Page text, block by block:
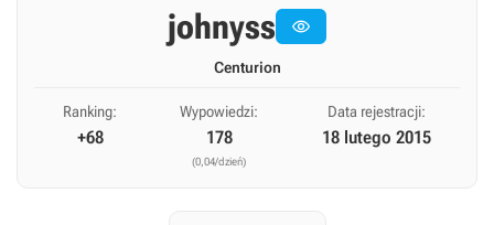
johnyss 
Centurion
Ranking:
+68
Wypowiedzi:
178
(0,04/dzień)
Data rejestracji:
18 lutego 2015